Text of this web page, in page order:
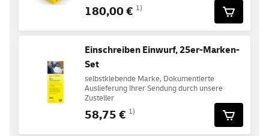
180,00 € 1)
Einschreiben Einwurf, 25er-Marken-
Set
selbstklebende Marke, Dokumentierte
Auslieferung Ihrer Sendung durch unsere
Zusteller
58,75 € 1)